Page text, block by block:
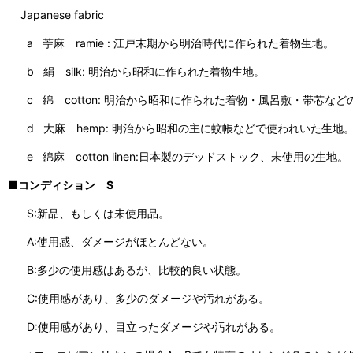
Japanese fabric
a 苧麻 ramie : 江戸末期から明治時代に作られた着物生地。
b 絹 silk: 明治から昭和に作られた着物生地。
c 綿 cotton: 明治から昭和に作られた着物・風呂敷・帯芯などの
d 大麻 hemp: 明治から昭和の主に蚊帳などで使われいた生地。
e 綿麻 cotton linen:日本製のデッドストック、未使用の生地。
■コンディション S
S:新品、もしくは未使用品。
A:使用感、ダメージがほとんどない。
B:多少の使用感はあるが、比較的良い状態。
C:使用感があり、多少のダメージや汚れがある。
D:使用感があり、目立ったダメージや汚れがある。